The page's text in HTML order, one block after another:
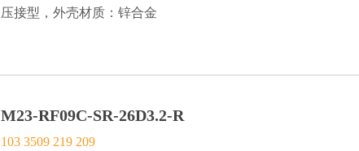
压接型，外壳材质：锌合金
M23-RF09C-SR-26D3.2-R
103 3509 219 209